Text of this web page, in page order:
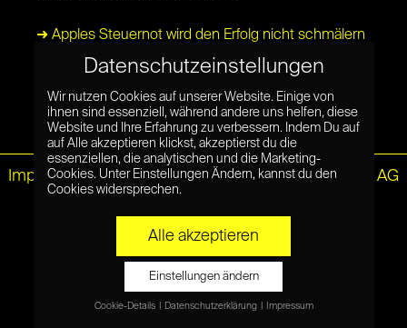
➜ Apples Steuernot wird den Erfolg nicht schmälern
➜ Wohin New Shepard die Menschheit noch bringen
kann
Impressum|Datenschutz © Netzpiloten AG
Datenschutzeinstellungen
Wir nutzen Cookies auf unserer Website. Einige von
ihnen sind essenziell, während andere uns helfen, diese
Website und Ihre Erfahrung zu verbessern. Indem Du auf
auf Alle akzeptieren klickst, akzeptierst du die
essenziellen, die analytischen und die Marketing-
Cookies. Unter Einstellungen Ändern, kannst du den
Cookies widersprechen.
Alle akzeptieren
Einstellungen ändern
Cookie-Details Datenschutzerklärung Impressum